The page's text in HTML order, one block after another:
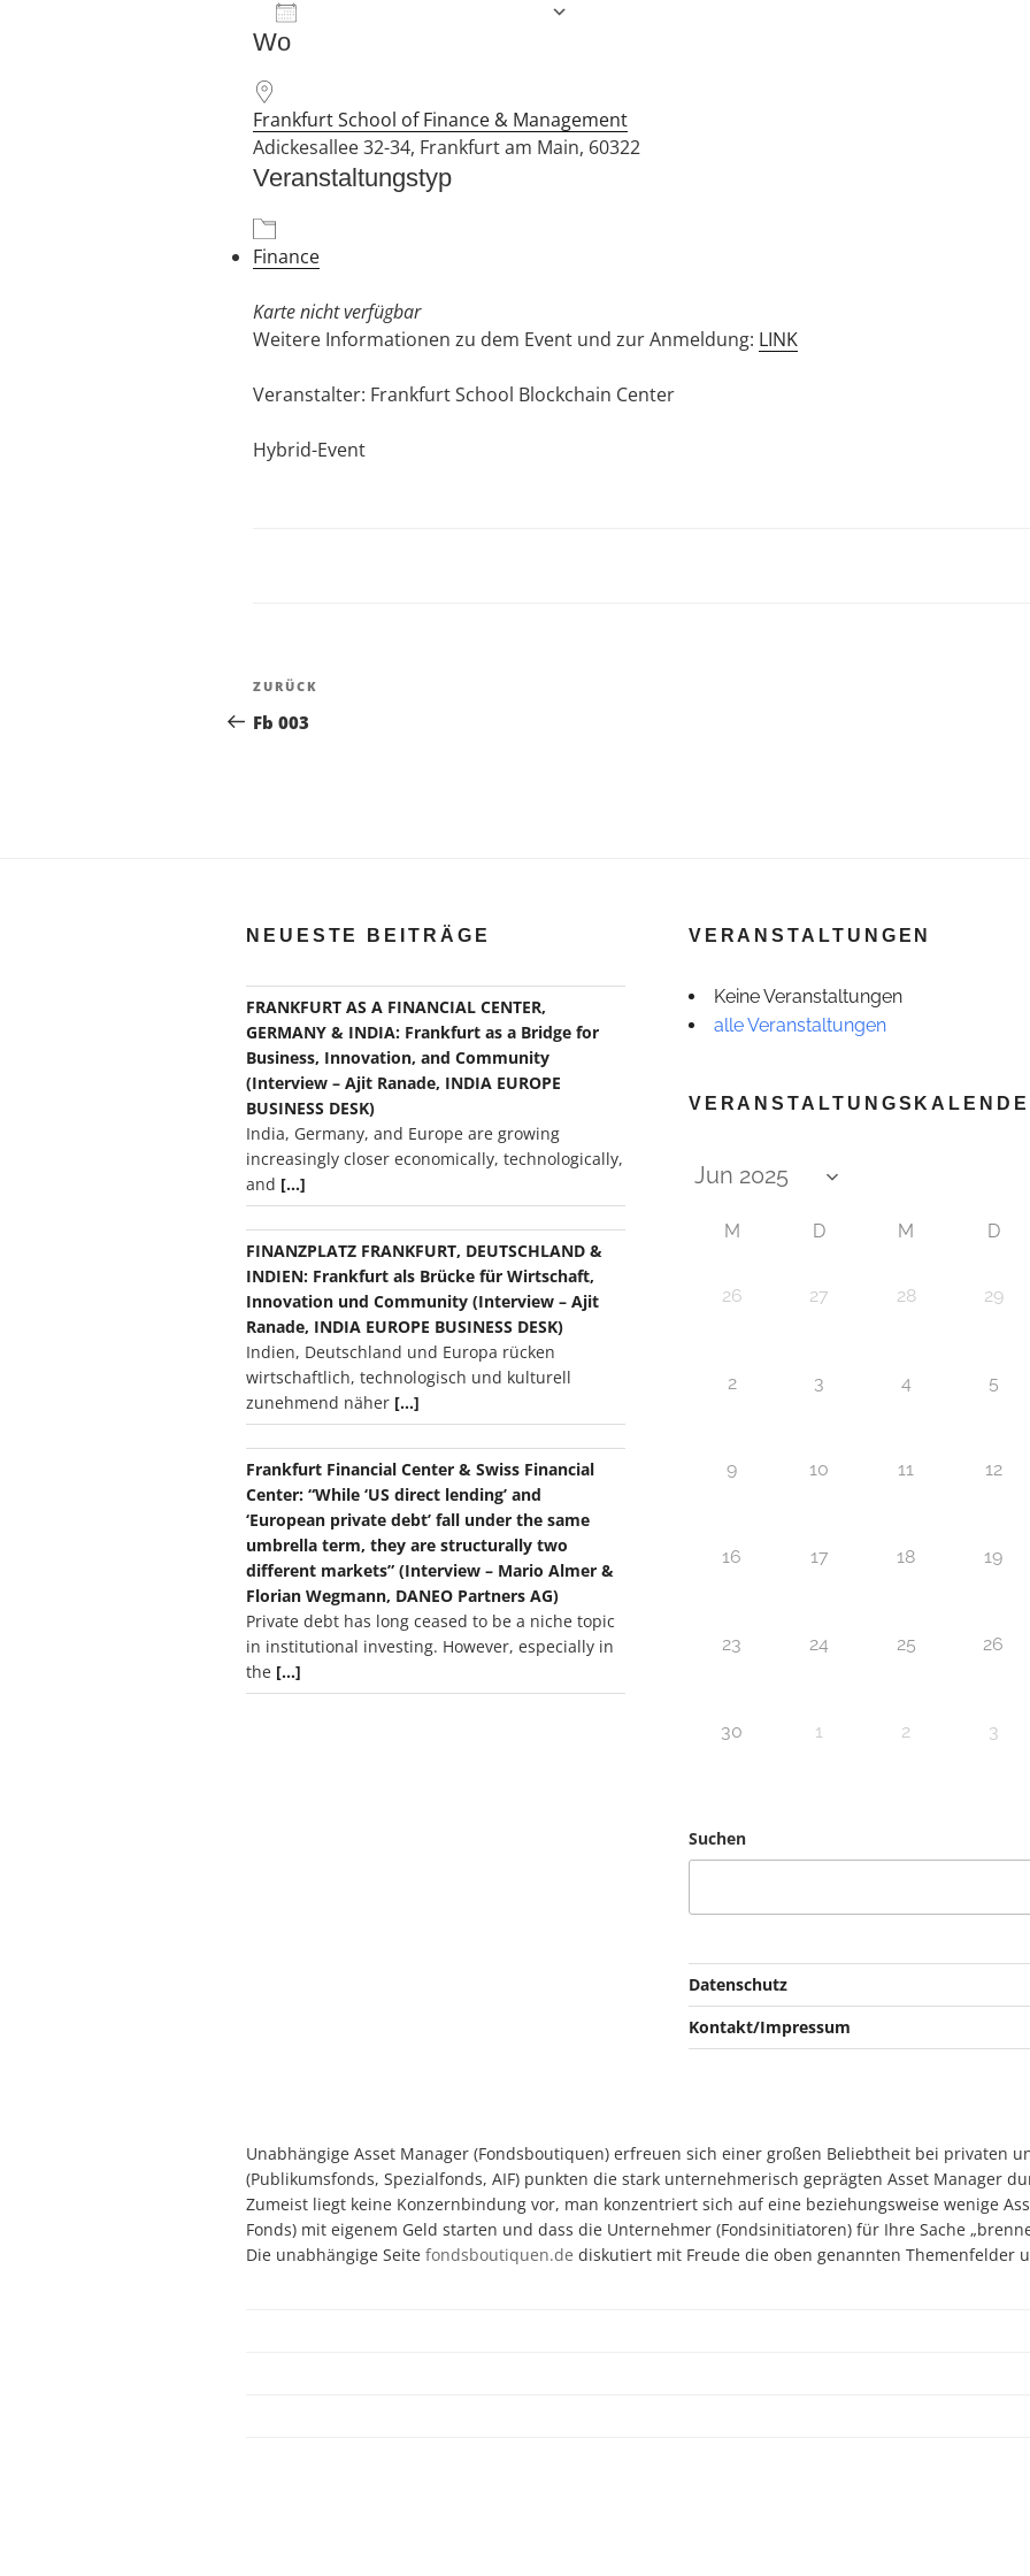
Wo
Frankfurt School of Finance & Management
Adickesallee 32-34, Frankfurt am Main, 60322
Veranstaltungstyp
Finance
Karte nicht verfügbar
Weitere Informationen zu dem Event und zur Anmeldung: LINK
Veranstalter: Frankfurt School Blockchain Center
Hybrid-Event
Beitragsnavigation
Vorheriger
Beitrag
ZURÜCK
Fb 003
NEUESTE BEITRÄGE
FRANKFURT AS A FINANCIAL CENTER,
GERMANY & INDIA: Frankfurt as a Bridge for
Business, Innovation, and Community
(Interview – Ajit Ranade, INDIA EUROPE
BUSINESS DESK)
India, Germany, and Europe are growing
increasingly closer economically, technologically,
and […]
FINANZPLATZ FRANKFURT, DEUTSCHLAND &
INDIEN: Frankfurt als Brücke für Wirtschaft,
Innovation und Community (Interview – Ajit
Ranade, INDIA EUROPE BUSINESS DESK)
Indien, Deutschland und Europa rücken
wirtschaftlich, technologisch und kulturell
zunehmend näher […]
Frankfurt Financial Center & Swiss Financial
Center: “While ‘US direct lending’ and
‘European private debt’ fall under the same
umbrella term, they are structurally two
different markets” (Interview – Mario Almer &
Florian Wegmann, DANEO Partners AG)
Private debt has long ceased to be a niche topic
in institutional investing. However, especially in
the […]
VERANSTALTUNGEN
Keine Veranstaltungen
alle Veranstaltungen
M D M D
26 27 28 29
2 3 4 5
9 10 11 12
16 17 18 19
23 24 25 26
30 1 2 3
Suchen
Datenschutz
Kontakt/Impressum
Unabhängige Asset Manager (Fondsboutiquen) erfreuen sich einer großen Beliebtheit bei privaten
(Publikumsfonds, Spezialfonds, AIF) punkten die stark unternehmerisch geprägten Asset Manager
Zumeist liegt keine Konzernbindung vor, man konzentriert sich auf eine beziehungsweise wenige
Fonds) mit eigenem Geld starten und dass die Unternehmer (Fondsinitiatoren) für Ihre Sache
Die unabhängige Seite fondsboutiquen.de diskutiert mit Freude die oben genannten Themenfelder